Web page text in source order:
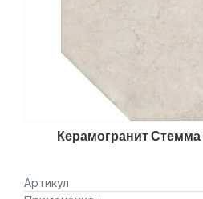
Керамогранит
Артикул